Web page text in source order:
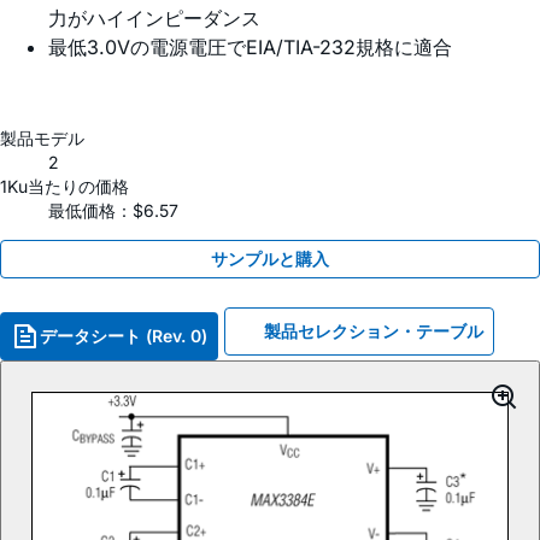
力がハイインピーダンス
最低3.0Vの電源電圧でEIA/TIA-232規格に適合
製品モデル
2
1Ku当たりの価格
最低価格：$6.57
サンプルと購入
データシート (Rev. 0) 製品セレクション・テーブル